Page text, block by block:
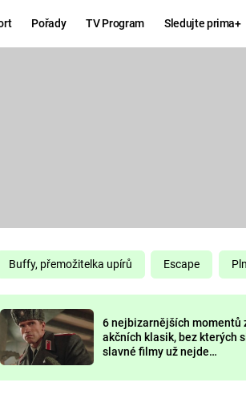
Pořady TV Program Sledujte prima+
DELIVERANCE
Buffy, přemožitelka upírů Escape
6 nejbizarnějších momentů
akčních klasik, bez kterých
slavné filmy už nejde